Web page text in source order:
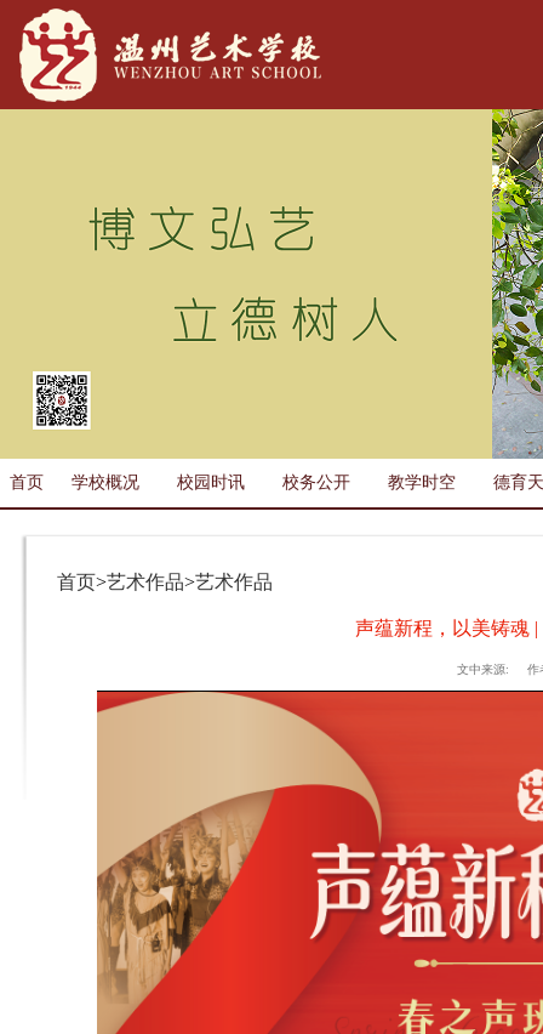
首页 学校概况 校园时讯 校务公开 教学时空 德育
首页>艺术作品>艺术作品
声蕴新程，以美铸魂
文中来源: 作